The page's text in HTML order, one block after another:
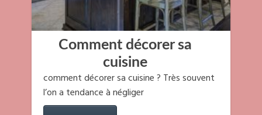
Comment décorer sa
cuisine
comment décorer sa cuisine ? Très souvent
l’on a tendance à négliger